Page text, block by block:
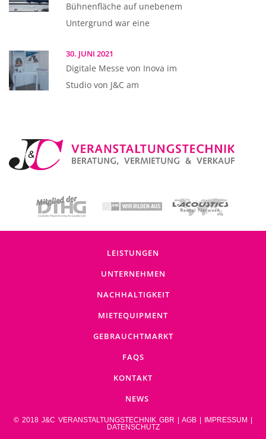
Bühnenfläche auf unebenem
Untergrund war eine
30. JUNI 2021
Digitale Messe von Inova im
Studio von J&C am
LEISTUNGEN
UNTERNEHMEN
NACHHALTIGKEIT
MIETEQUIPMENT
GEBRAUCHTMARKT
FAQS
KONTAKT
NEWS
© 2018 J&C VERANSTALTUNGSTECHNIK GBR | AGB IMPRESSUM
DATENSCHUTZ